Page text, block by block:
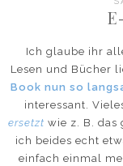
Ich glaube ihr
Lesen und Bücher
Book nun so
interessant.
ersetzt wie z. B. das
ich beides echt
einfach einmal